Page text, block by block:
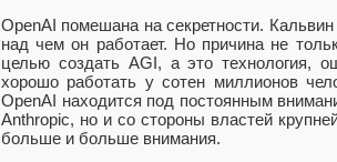
OpenAI помешана на секретности.
над чем он работает. Но причина не
целью создать AGI, а это технология,
хорошо работать у сотен миллионов
OpenAI находится под постоянным
Anthropic, но и со стороны властей
больше и больше внимания.